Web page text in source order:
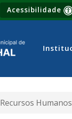
Acessibilidade
Recursos Humanos